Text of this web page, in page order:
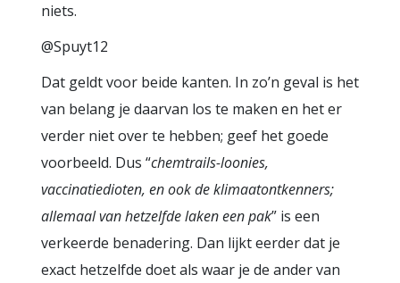
niets.
@Spuyt12
Dat geldt voor beide kanten. In zo’n geval is het
van belang je daarvan los te maken en het er
verder niet over te hebben; geef het goede
voorbeeld. Dus “chemtrails-loonies,
vaccinatiedioten, en ook de klimaatontkenners;
allemaal van hetzelfde laken een pak” is een
verkeerde benadering. Dan lijkt eerder dat je
exact hetzelfde doet als waar je de ander van